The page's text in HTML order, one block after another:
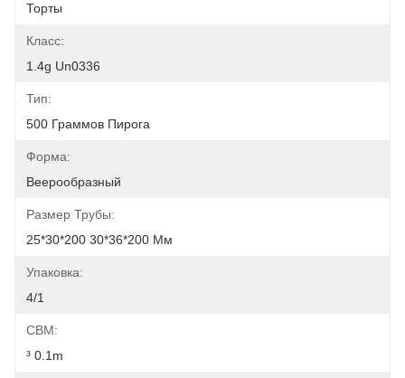
Торты
Класс:
1.4g Un0336
Тип:
500 Граммов Пирога
Форма:
Веерообразный
Размер Трубы:
25*30*200 30*36*200 Мм
Упаковка:
4/1
CBM:
³ 0.1m